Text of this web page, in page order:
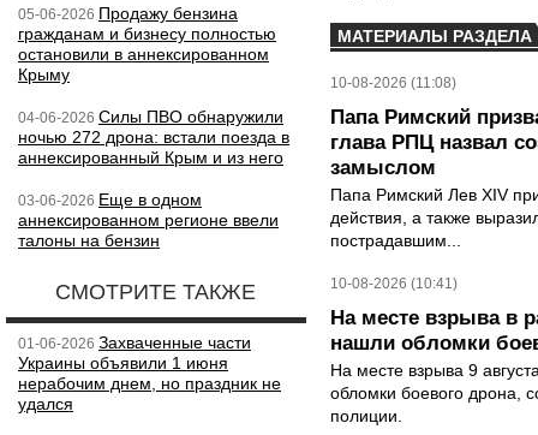
05-06-2026 Продажу бензина
гражданам и бизнесу полностью
остановили в аннексированном
Крыму
04-06-2026 Силы ПВО обнаружили
ночью 272 дрона: встали поезда в
аннексированный Крым и из него
03-06-2026 Еще в одном
аннексированном регионе ввели
талоны на бензин
СМОТРИТЕ ТАКЖЕ
01-06-2026 Захваченные части
Украины объявили 1 июня
нерабочим днем, но праздник не
удался
МАТЕРИАЛЫ РАЗДЕЛА
10-08-2026 (11:08)
Папа Римский
глава РПЦ назвал
замыслом
Папа Римский Лев XIV
действия, а также
пострадавшим...
10-08-2026 (10:41)
На месте взрыва в
нашли обломки
На месте взрыва 9
обломки боевого дрона,
полиции.